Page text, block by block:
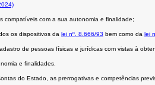
compatíveis com a sua autonomia e finalidade;
os dispositivos da lei nº. 8.666/93 bem como da lei
de pessoas físicas e jurídicas com vistas à
e finalidades.
do Estado, as prerrogativas e competências